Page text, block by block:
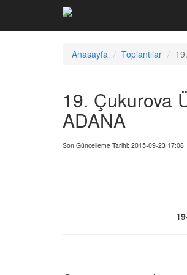
Anasayfa Toplantılar
19. Çukurova
ADANA
Son Güncelleme Tarihi: 2015-09-23 17:08